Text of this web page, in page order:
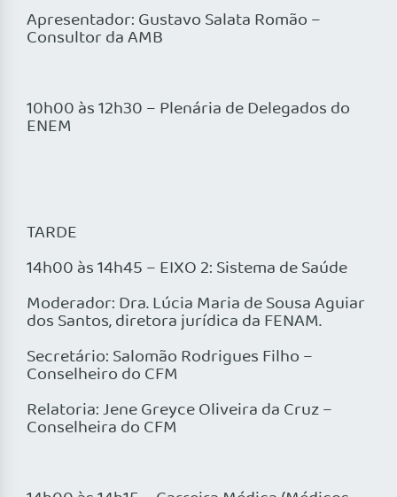
Apresentador: Gustavo Salata Romão –
Consultor da AMB
10h00 às 12h30 – Plenária de Delegados do
ENEM
TARDE
14h00 às 14h45 – EIXO 2: Sistema de Saúde
Moderador: Dra. Lúcia Maria de Sousa Aguiar
dos Santos, diretora jurídica da FENAM.
Secretário: Salomão Rodrigues Filho –
Conselheiro do CFM
Relatoria: Jene Greyce Oliveira da Cruz –
Conselheira do CFM